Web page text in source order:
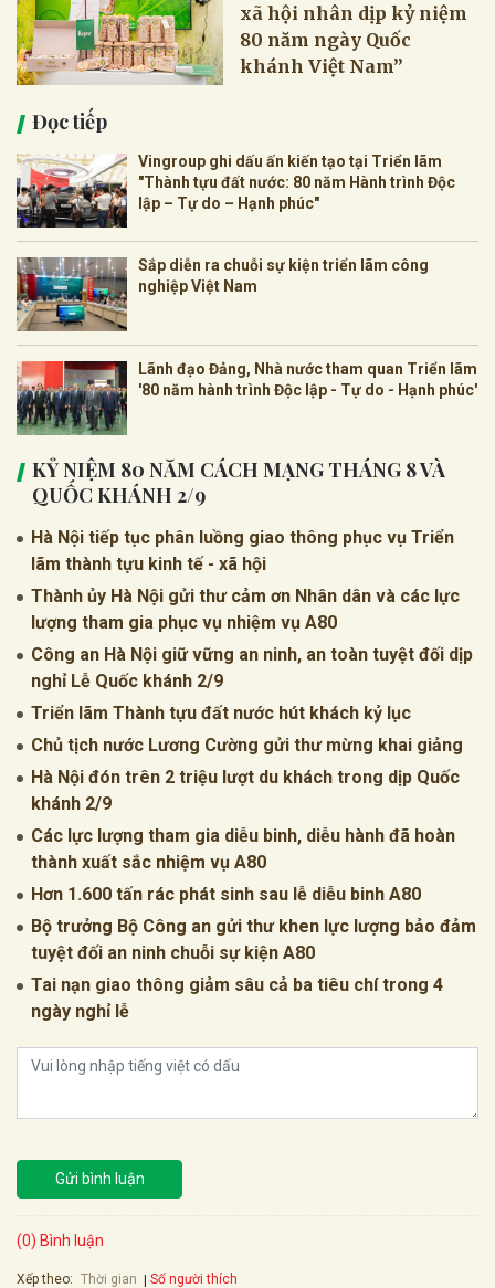
xã hội nhân dịp kỷ niệm
80 năm ngày Quốc
khánh Việt Nam”
Đọc tiếp
Vingroup ghi dấu ấn kiến tạo tại Triển lãm
"Thành tựu đất nước: 80 năm Hành trình Độc
lập – Tự do – Hạnh phúc"
Sắp diễn ra chuỗi sự kiện triển lãm công
nghiệp Việt Nam
Lãnh đạo Đảng, Nhà nước tham quan Triển lãm
'80 năm hành trình Độc lập - Tự do - Hạnh phúc'
KỶ NIỆM 80 NĂM CÁCH MẠNG THÁNG 8 VÀ
QUỐC KHÁNH 2/9
Hà Nội tiếp tục phân luồng giao thông phục vụ Triển
lãm thành tựu kinh tế - xã hội
Thành ủy Hà Nội gửi thư cảm ơn Nhân dân và các lực
lượng tham gia phục vụ nhiệm vụ A80
Công an Hà Nội giữ vững an ninh, an toàn tuyệt đối dịp
nghỉ Lễ Quốc khánh 2/9
Triển lãm Thành tựu đất nước hút khách kỷ lục
Chủ tịch nước Lương Cường gửi thư mừng khai giảng
Hà Nội đón trên 2 triệu lượt du khách trong dịp Quốc
khánh 2/9
Các lực lượng tham gia diễu binh, diễu hành đã hoàn
thành xuất sắc nhiệm vụ A80
Hơn 1.600 tấn rác phát sinh sau lễ diễu binh A80
Bộ trưởng Bộ Công an gửi thư khen lực lượng bảo đảm
tuyệt đối an ninh chuỗi sự kiện A80
Tai nạn giao thông giảm sâu cả ba tiêu chí trong 4
ngày nghỉ lễ
Gửi bình luận
(0) Bình luận
Xếp theo: Thời gian Số người thích